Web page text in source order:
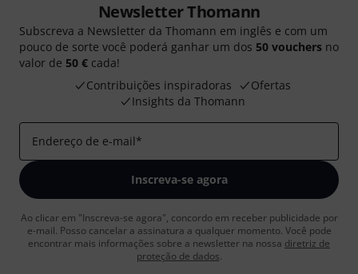
Newsletter Thomann
Subscreva a Newsletter da Thomann em inglês e com um
pouco de sorte você poderá ganhar um dos 50 vouchers no
valor de 50 € cada!
Contribuições inspiradoras
Ofertas
Insights da Thomann
Endereço de e-mail*
Inscreva-se agora
Ao clicar em "Inscreva-se agora", concordo em receber publicidade por
e-mail. Posso cancelar a assinatura a qualquer momento. Você pode
encontrar mais informações sobre a newsletter na nossa diretriz de
proteção de dados.